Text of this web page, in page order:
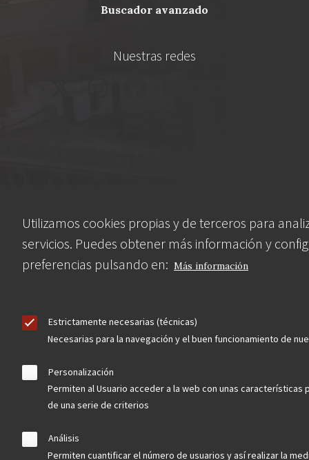
Utilizamos cookies propias y de terceros para
servicios. Puedes obtener más información y
preferencias pulsando en: Más información
Estrictamente necesarias (técnicas)
Necesarias para la navegación y el buen funcionamiento de
Personalización
Permiten al Usuario acceder a la web con unas características
de una serie de criterios
Análisis
Permiten cuantificar el número de usuarios y así realizar la
buscador avanzado
Nuestras redes
Hazte socio
Menú
legal
Aviso Legal Política de privacidad Política de Cookies